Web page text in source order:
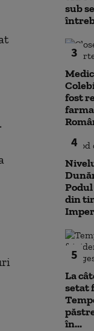
sub
3
fost
4
din
5
La
setat
în...